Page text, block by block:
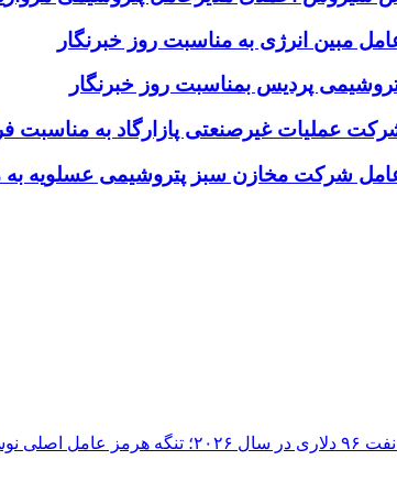
مبین انرژی به مناسبت روز خبرنگار
پردیس بمناسبت روز خبرنگار
عملیات غیرصنعتی پازارگاد به مناسبت
شرکت مخازن سبز پتروشیمی عسلویه به
نوسانات قیمت